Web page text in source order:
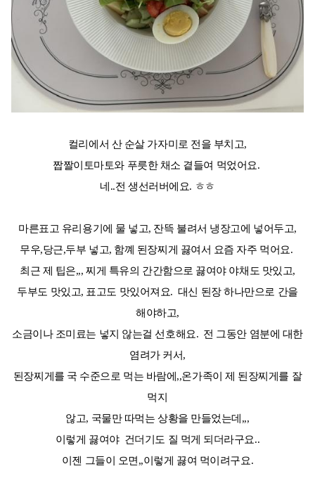
컬리에서 산 순살 가자미로 전을 부치고,
짭짤이토마토와 푸릇한 채소 곁들여 먹었어요.
네..전 생선러버에요. ㅎㅎ
마른표고 유리용기에 물 넣고, 잔뜩 불려서 냉장고에 넣어두고,
무우,당근,두부 넣고, 함꼐 된장찌게 끓여서 요즘 자주 먹어요.
최근 제 팁은,,, 찌게 특유의 간간함으로 끓여야 야채도 맛있고,
두부도 맛있고, 표고도 맛있어져요. 대신 된장 하나만으로 간을
해야하고,
소금이나 조미료는 넣지 않는걸 선호해요. 전 그동안 염분에 대한
염려가 커서,
된장찌게를 국 수준으로 먹는 바람에,,온가족이 제 된장찌게를 잘
먹지
않고, 국물만 따먹는 상황을 만들었는데,,,
이렇게 끓여야 건더기도 질 먹게 되더라구요..
이젠 그들이 오면,,이렇게 끓여 먹이려구요.